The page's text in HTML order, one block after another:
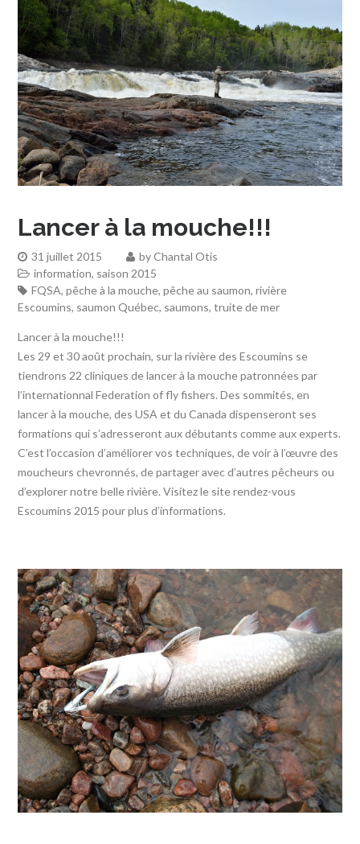
Lancer à la mouche!!!
31 juillet 2015 byChantal Otis
information, saison 2015
FQSA,pêche à la mouche,pêche au saumon,rivière
Escoumins, saumon Québec, saumons,truite de mer
Lancer à la mouche!!!
Les 29 et 30 août prochain, sur la rivière des Escoumins se
tiendrons 22 cliniques de lancer à la mouche patronnées par
l’internationnal Federation of fly fishers. Des sommités, en
lancer à la mouche, des USA et du Canada dispenseront ses
formations qui s’adresseront aux débutants comme aux experts.
C’est l’occasion d’améliorer vos techniques, de voir à l’œuvre des
moucheurs chevronnés, de partager avec d’autres pêcheurs ou
d’explorer notre belle rivière. Visitez le site rendez-vous
Escoumins 2015 pour plus d’informations.